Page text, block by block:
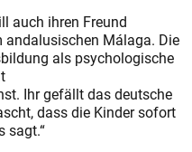
auch ihren Freund
Málaga. Die
als psychologische
Ihr gefällt das deutsche
dass die Kinder sofort
sagt.“